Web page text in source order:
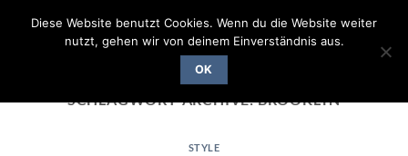
Inhalt
SCHLAGWORT-ARCHIVE:BROOKLYN
STYLE
Diese Website benutzt Cookies. Wenn du die Website weiter
nutzt, gehen wir von deinem Einverständnis aus.
OK